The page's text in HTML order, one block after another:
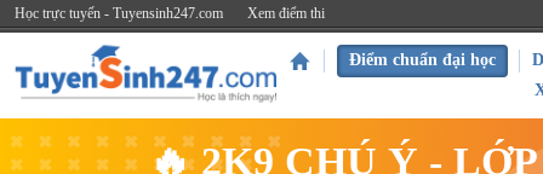
Học trực tuyến - Tuyensinh247.com Xem điểm thi
Điểm chuẩn đại học
🔥 2K9 CHÚ Ý -